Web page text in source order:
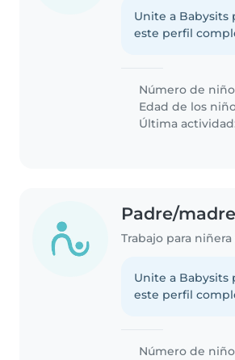
Unite a Babysits
este perfil
Número de
Edad de los
Última
Padre/madre
Unite a Babysits
este perfil
Número de